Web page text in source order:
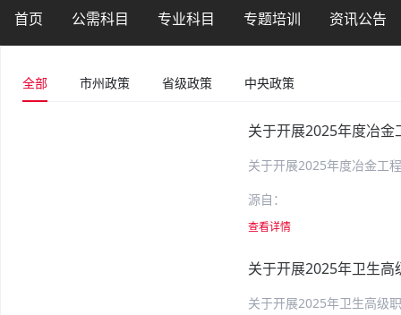
首页 公需科目 专业科目 专题培训 资讯公告
全部 市州政策 省级政策 中央政策
源自：
查看详情
关于开展2025年卫生